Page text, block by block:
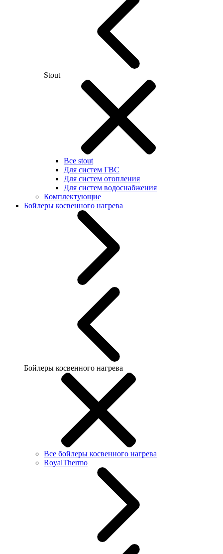
Stout
Все stout
Для систем ГВС
Для систем отопления
Для систем водоснабжения
Комплектующие
Бойлеры косвенного нагрева
Бойлеры косвенного нагрева
Все бойлеры косвенного нагрева
RoyalThermo